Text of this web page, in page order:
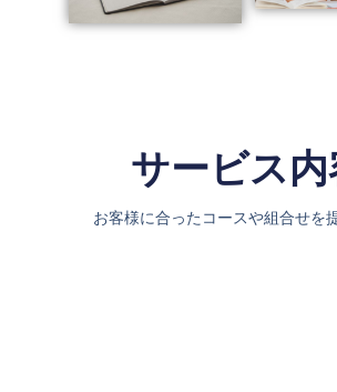
サービス
お客様に合ったコースや組合せを